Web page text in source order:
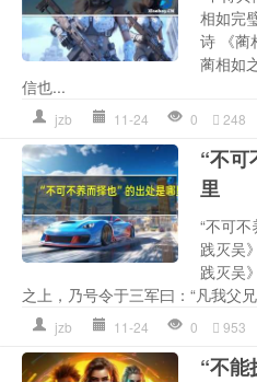
相如完
诗 《蔺
蔺相如
信也...
jzb 11-24 0 248
“不可
里
“不可
践灭吴
践灭吴
之上，乃号令于三军曰：“凡我父
jzb 11-24 0 953
“不能